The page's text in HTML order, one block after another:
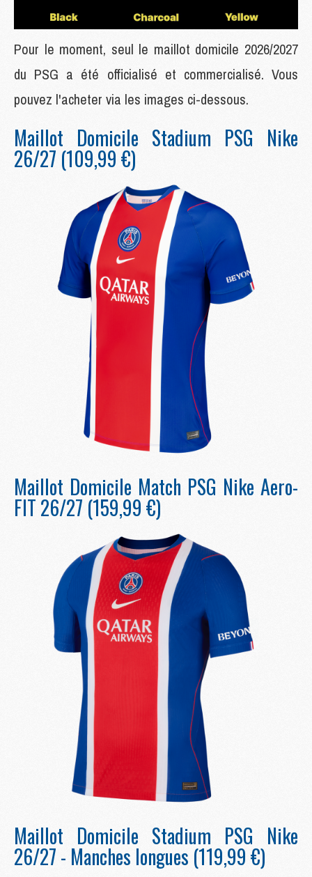
Pour le moment, seul le maillot domicile 2026/2027
du PSG a été officialisé et commercialisé. Vous
pouvez l'acheter via les images ci-dessous.
Maillot Domicile Stadium PSG Nike
26/27 (109,99 €)
Maillot Domicile Match PSG Nike Aero-
FIT 26/27 (159,99 €)
Maillot Domicile Stadium PSG Nike
26/27 - Manches longues (119,99 €)